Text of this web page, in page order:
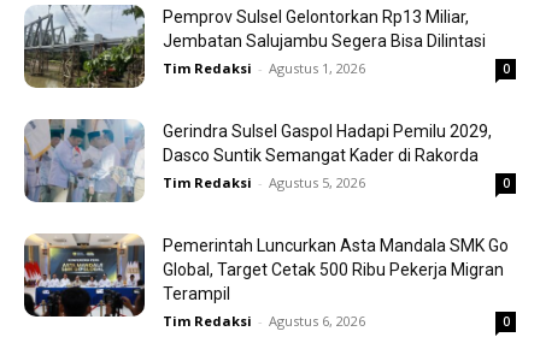
Pemprov Sulsel Gelontorkan Rp13 Miliar,
Jembatan Salujambu Segera Bisa Dilintasi
Tim Redaksi - Agustus 1, 2026 0
Gerindra Sulsel Gaspol Hadapi Pemilu 2029,
Dasco Suntik Semangat Kader di Rakorda
Tim Redaksi - Agustus 5, 2026 0
Pemerintah Luncurkan Asta Mandala SMK Go
Global, Target Cetak 500 Ribu Pekerja Migran
Terampil
Tim Redaksi - Agustus 6, 2026 0